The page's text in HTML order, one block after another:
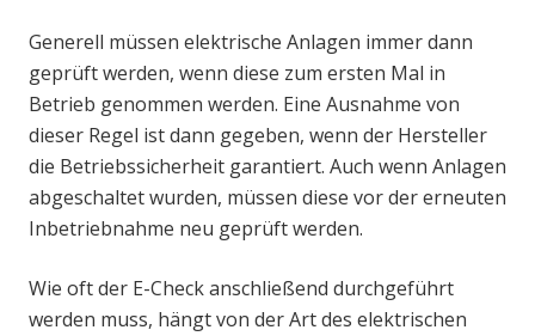
Generell müssen elektrische Anlagen immer dann
geprüft werden, wenn diese zum ersten Mal in
Betrieb genommen werden. Eine Ausnahme von
dieser Regel ist dann gegeben, wenn der Hersteller
die Betriebssicherheit garantiert. Auch wenn Anlagen
abgeschaltet wurden, müssen diese vor der erneuten
Inbetriebnahme neu geprüft werden.
Wie oft der E-Check anschließend durchgeführt
werden muss, hängt von der Art des elektrischen